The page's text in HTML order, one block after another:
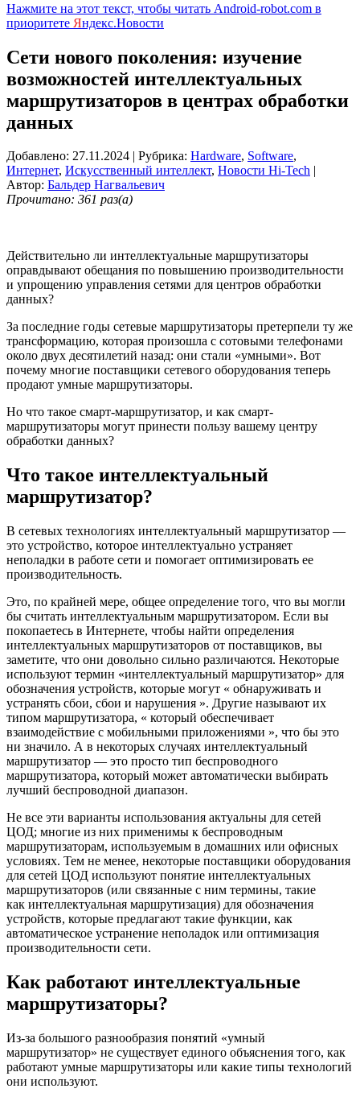
Нажмите на этот текст, чтобы читать Android-robot.com в
приоритете Яндекс.Новости
Сети нового поколения: изучение
возможностей интеллектуальных
маршрутизаторов в центрах обработки
данных
Добавлено: 27.11.2024 | Рубрика: Hardware, Software,
Интернет, Искусственный интеллект, Новости Hi-Tech
Автор: Бальдер Нагвальевич
Прочитано: 361 раз(а)
Действительно ли интеллектуальные маршрутизаторы
оправдывают обещания по повышению производительности
и упрощению управления сетями для центров обработки
данных?
За последние годы сетевые маршрутизаторы претерпели ту же
трансформацию, которая произошла с сотовыми телефонами
около двух десятилетий назад: они стали «умными». Вот
почему многие поставщики сетевого оборудования теперь
продают умные маршрутизаторы.
Но что такое смарт-маршрутизатор, и как смарт-
маршрутизаторы могут принести пользу вашему центру
обработки данных?
Что такое интеллектуальный
маршрутизатор?
В сетевых технологиях интеллектуальный маршрутизатор —
это устройство, которое интеллектуально устраняет
неполадки в работе сети и помогает оптимизировать ее
производительность.
Это, по крайней мере, общее определение того, что вы могли
бы считать интеллектуальным маршрутизатором. Если вы
покопаетесь в Интернете, чтобы найти определения
интеллектуальных маршрутизаторов от поставщиков, вы
заметите, что они довольно сильно различаются. Некоторые
используют термин «интеллектуальный маршрутизатор» для
обозначения устройств, которые могут « обнаруживать и
устранять сбои, сбои и нарушения ». Другие называют их
типом маршрутизатора, « который обеспечивает
взаимодействие с мобильными приложениями », что бы это
ни значило. А в некоторых случаях интеллектуальный
маршрутизатор — это просто тип беспроводного
маршрутизатора, который может автоматически выбирать
лучший беспроводной диапазон.
Не все эти варианты использования актуальны для сетей
ЦОД; многие из них применимы к беспроводным
маршрутизаторам, используемым в домашних или офисных
условиях. Тем не менее, некоторые поставщики оборудования
для сетей ЦОД используют понятие интеллектуальных
маршрутизаторов (или связанные с ним термины, такие
как интеллектуальная маршрутизация) для обозначения
устройств, которые предлагают такие функции, как
автоматическое устранение неполадок или оптимизация
производительности сети.
Как работают интеллектуальные
маршрутизаторы?
Из-за большого разнообразия понятий «умный
маршрутизатор» не существует единого объяснения того, как
работают умные маршрутизаторы или какие типы технологий
они используют.